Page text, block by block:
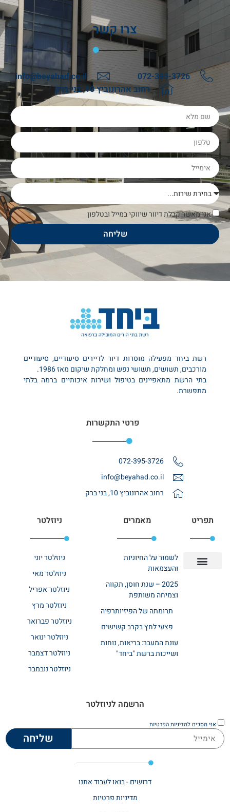
צרו קשר
072-395-3726
info@beyahad.co.il
רחוב אהרונוביץ 10, בני ברק
אני מאשר קבלת דיוור שיווקי במייל ובטלפון
שליחה
רשת ביחד מפעילה מוסדות דיור לדיירים סיעודיים, סיעודיים
מורכבים, תשושים, תשושי נפש ומחלקת שיקום מאז 1986.
בתי הרשת מתאפיינים בטיפול ושירות איכותיים ברמה בלתי
מתפשרת.
פרטי התקשרות
072-395-3726
info@beyahad.co.il
רחוב אהרונוביץ 10, בני ברק
תפריט מאמרים
לשמור על החיוניות
והעצמאות
2025 – שנת חוסן, תקווה
וצמיחה משותפת
תרומתה של הפיזיותרפיה
פצעי לחץ בקרב קשישים
עונת המעבר: בריאות, נוחות
ושייכות ברשת "ביחד"
ניוזלטר
ניוזלטר יוני
ניוזלטר מאי
ניוזלטר אפריל
ניוזלטר מרץ
ניוזלטר פברואר
ניוזלטר ינואר
ניוזלטר דצמבר
ניוזלטר נובמבר
הרשמה לניוזלטר
אני מסכים למדיניות הפרטיות
שליחה
דרושים - בואו לעבוד אתנו
מדיניות פרטיות